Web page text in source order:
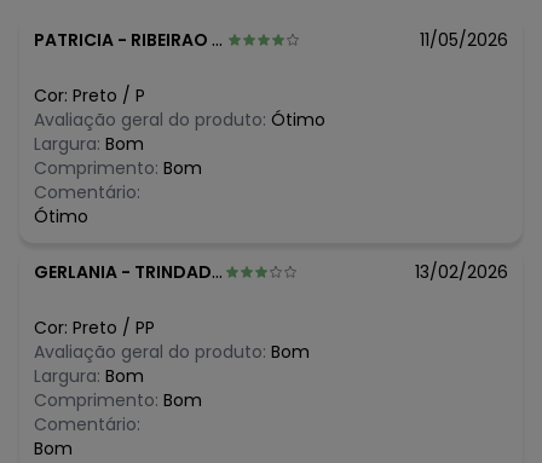
O preço apresentado abaixo é o menor oferecido em
agosto/2026
julho/2026
junho/2026
maio/2026
abril/2026
março/2026
PATRICIA - RIBEIRAO PRETO - SP 11/05/2026
Cor: Preto / P
Avaliação geral do produto: Ótimo
Largura: Bom
Comprimento: Bom
Comentário:
Ótimo
GERLANIA - TRINDADE - PE 13/02/2026
Cor: Preto / PP
Avaliação geral do produto: Bom
Largura: Bom
Comprimento: Bom
Comentário:
Bom